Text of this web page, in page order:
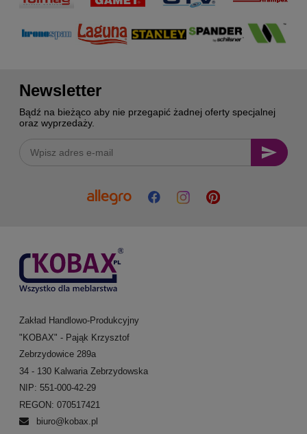
Newsletter
Bądź na bieżąco aby nie przegapić żadnej oferty specjalnej
oraz wyprzedaży.
Zakład Handlowo-Produkcyjny
"KOBAX" - Pająk Krzysztof
Zebrzydowice 289a
34 - 130 Kalwaria Zebrzydowska
NIP: 551-000-42-29
REGON: 070517421
biuro@kobax.pl